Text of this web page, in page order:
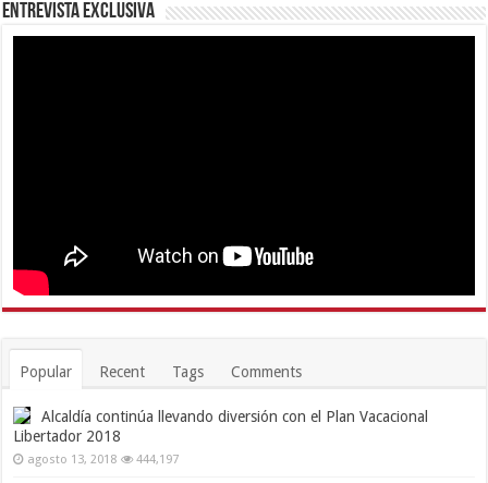
Entrevista Exclusiva
Popular Recent Tags Comments
Alcaldía continúa llevando diversión con el Plan Vacacional
Libertador 2018
agosto 13, 2018 444,197